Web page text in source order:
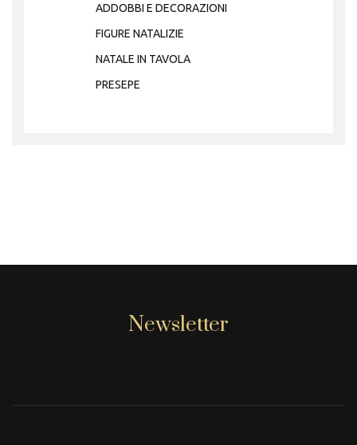
ADDOBBI E DECORAZIONI
FIGURE NATALIZIE
NATALE IN TAVOLA
PRESEPE
Newsletter